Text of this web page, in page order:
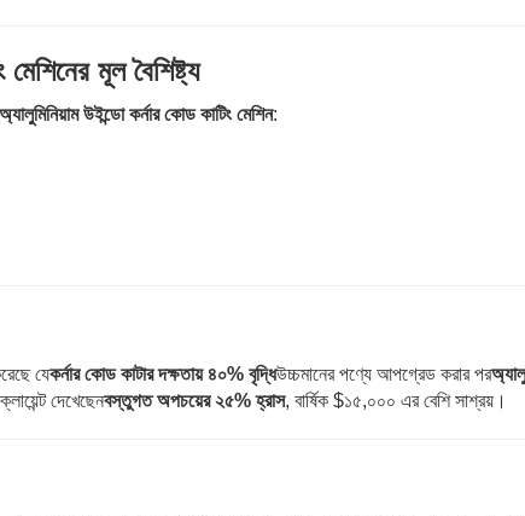
মূল বৈশিষ্ট্য
অ্যালুমিনিয়াম উইন্ডো কর্নার কোড কাটিং মেশিন:
যেকর্নার কোড কাটার দক্ষতায় ৪০% বৃদ্ধিউচ্চমানের পণ্যে আপগ্রেড করার পর
দেখেছেনবস্তুগত অপচয়ের ২৫% হ্রাস, বার্ষিক $১৫,০০০ এর বেশি সাশ্রয়।